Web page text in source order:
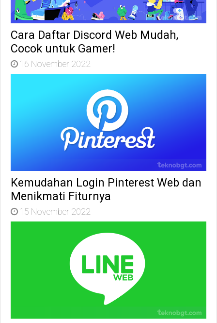
Cara Daftar Discord Web Mudah,
Cocok untuk Gamer!
16 November 2022
Kemudahan Login Pinterest Web dan
Menikmati Fiturnya
15 November 2022